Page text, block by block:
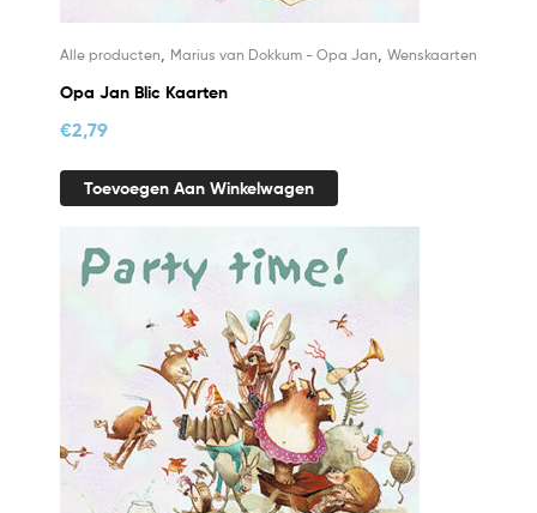
Alle producten Marius van Dokkum - Opa Jan Wenskaarten
Opa Jan Blic Kaarten
€2,79
Toevoegen Aan Winkelwagen